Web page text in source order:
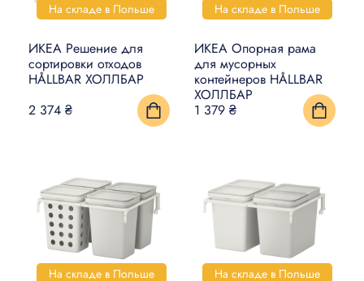
На складе в Польше
ИКЕА Решение для
сортировки отходов
HÅLLBAR ХОЛЛБАР
2 374 ₴
На складе в Польше
ИКЕА Опорная рама
для мусорных
контейнеров HÅLLBAR
ХОЛЛБАР
1 379 ₴
На складе в Польше На складе в Польше